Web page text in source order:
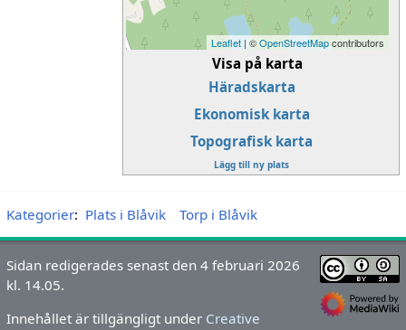
Leaflet | ©OpenStreetMapcontributors
Visa på karta
Häradskarta
Ekonomisk karta
Topografisk karta
Lägg till ny plats
Kategorier: Plats i Blåvik Torp i Blåvik
Sidan redigerades senast den 4 februari 2026
kl. 14.05.
Innehållet är tillgängligt under Creative